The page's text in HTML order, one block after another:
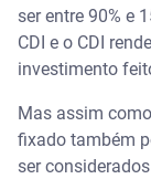
ser entre 90% e
CDI e o CDI
investimento
Mas assim
fixado também
ser